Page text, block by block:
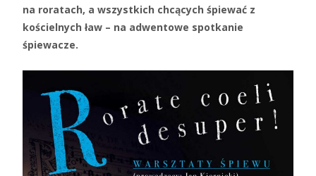
na roratach, a wszystkich chcących śpiewać z
kościelnych ław – na adwentowe spotkanie
śpiewacze.